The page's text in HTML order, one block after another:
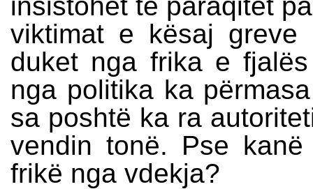
viktimat e kësaj
duket nga frika e
nga politika ka
sa poshtë ka ra
vendin tonë. Pse
frikë nga vdekja?